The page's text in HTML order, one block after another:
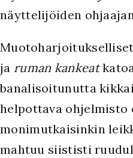
näyttelijöiden
ja ruman kankeat
banalisoitunutta
helpottava ohjelmisto
monimutkaisinkin
mahtuu siististi